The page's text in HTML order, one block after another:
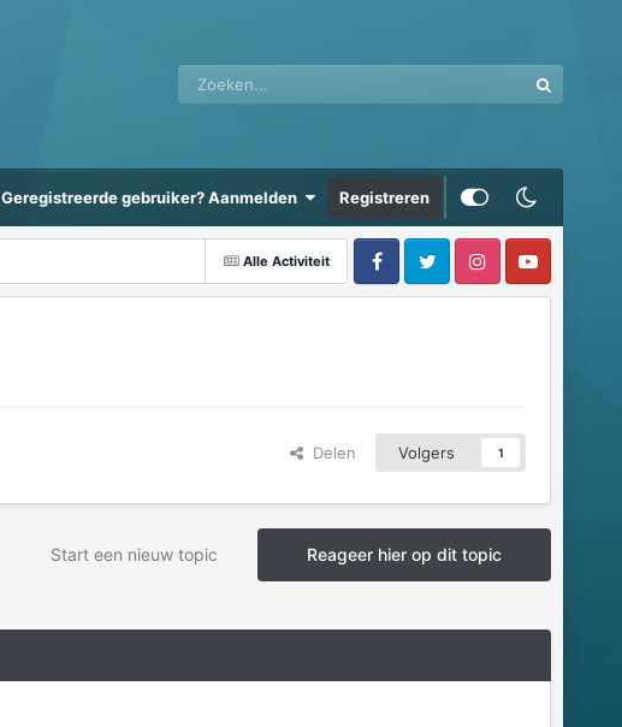
Geregistreerde gebruiker? Aanmelden Registreren
Alle Activiteit
Delen Volgers 1
Reageer hier op dit topic
Start een nieuw topic